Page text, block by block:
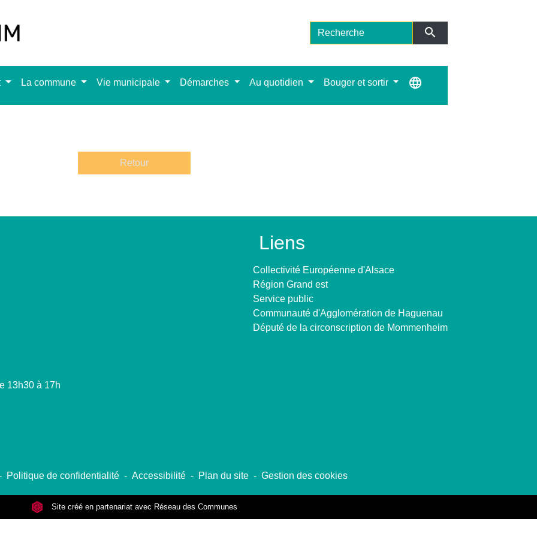
search
La commune Vie municipale Démarches Au quotidien Bouger et sortir language
Retour
13h30 à 17h
Liens
Collectivité Européenne d'Alsace
Région Grand est
Service public
Communauté d'Agglomération de Haguenau
Député de la circonscription de Mommenheim
Politique de confidentialité - Accessibilité - Plan du site - Gestion des cookies
Site créé en partenariat avec Réseau des Communes